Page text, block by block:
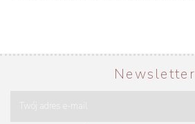
Newsletter